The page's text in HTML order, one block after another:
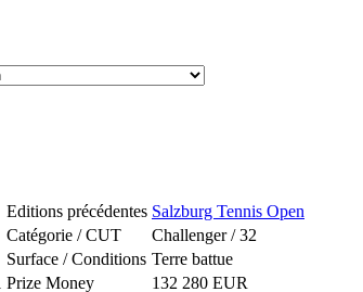
Editions précédentes Salzburg Tennis Open
Catégorie / CUT
Challenger / 32
Surface / Conditions Terre battue
Prize Money
132 280 EUR